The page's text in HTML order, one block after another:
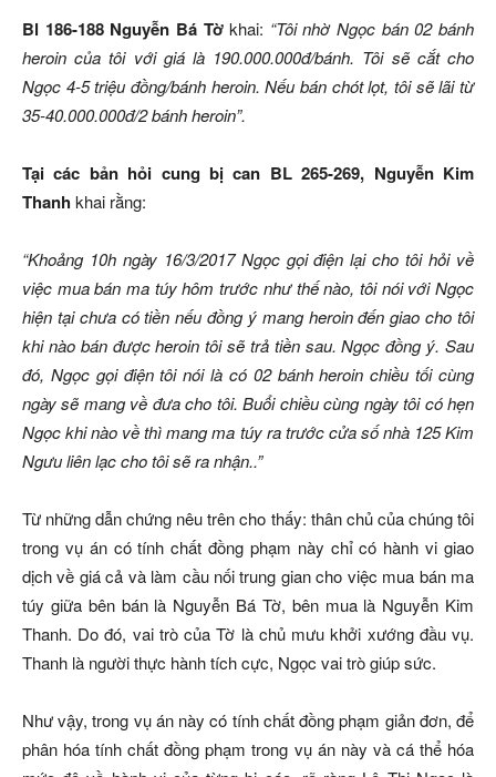
Bl 186-188 Nguyễn Bá Tờkhai: “Tôi nhờ Ngọc bán 02 bánh
heroin của tôi với giá là 190.000.000đ/bánh. Tôi sẽ cắt cho
Ngọc 4-5 triệu đồng/bánh heroin. Nếu bán chót lọt, tôi sẽ lãi từ
35-40.000.000đ/2 bánh heroin”.
Tại các bản hỏi cung bị can BL 265-269, Nguyễn Kim
Thanhkhai rằng:
“Khoảng 10h ngày 16/3/2017 Ngọc gọi điện lại cho tôi hỏi về
việc mua bán ma túy hôm trước như thế nào, tôi nói với Ngọc
hiện tại chưa có tiền nếu đồng ý mang heroin đến giao cho tôi
khi nào bán được heroin tôi sẽ trả tiền sau. Ngọc đồng ý. Sau
đó, Ngọc gọi điện tôi nói là có 02 bánh heroin chiều tối cùng
ngày sẽ mang về đưa cho tôi. Buổi chiều cùng ngày tôi có hẹn
Ngọc khi nào về thì mang ma túy ra trước cửa số nhà 125 Kim
Ngưu liên lạc cho tôi sẽ ra nhận..”
Từ những dẫn chứng nêu trên cho thấy: thân chủ của chúng tôi
trong vụ án có tính chất đồng phạm này chỉ có hành vi giao
dịch về giá cả và làm cầu nối trung gian cho việc mua bán ma
túy giữa bên bán là Nguyễn Bá Tờ, bên mua là Nguyễn Kim
Thanh. Do đó, vai trò của Tờ là chủ mưu khởi xướng đầu vụ.
Thanh là người thực hành tích cực, Ngọc vai trò giúp sức.
Như vậy, trong vụ án này có tính chất đồng phạm giản đơn, để
phân hóa tính chất đồng phạm trong vụ án này và cá thể hóa